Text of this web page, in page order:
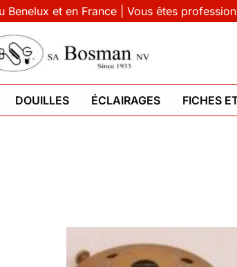
Benelux et en France | Vous êtes
DOUILLES ÉCLAIRAGES FICHES